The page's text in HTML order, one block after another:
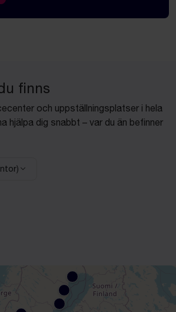
finns
och uppställningsplatser i hela
hjälpa dig snabbt – var du än befinner